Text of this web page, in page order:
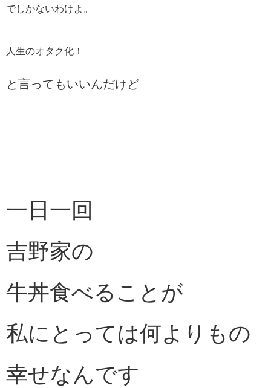
でしかないわけよ。
人生のオタク化！
と言ってもいいんだけど
一日一回
吉野家の
牛丼食べることが
私にとっては何よりもの
幸せなんです